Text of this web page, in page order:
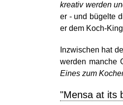
kreativ werden
er - und bügelte
er dem Koch-
Inzwischen hat
werden manche
Eines zum
"Mensa at its